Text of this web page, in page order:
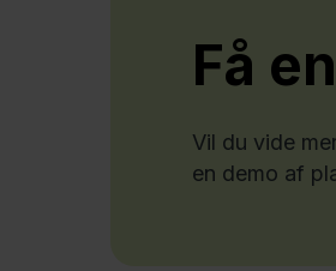
Få
Vil du vide
en demo af